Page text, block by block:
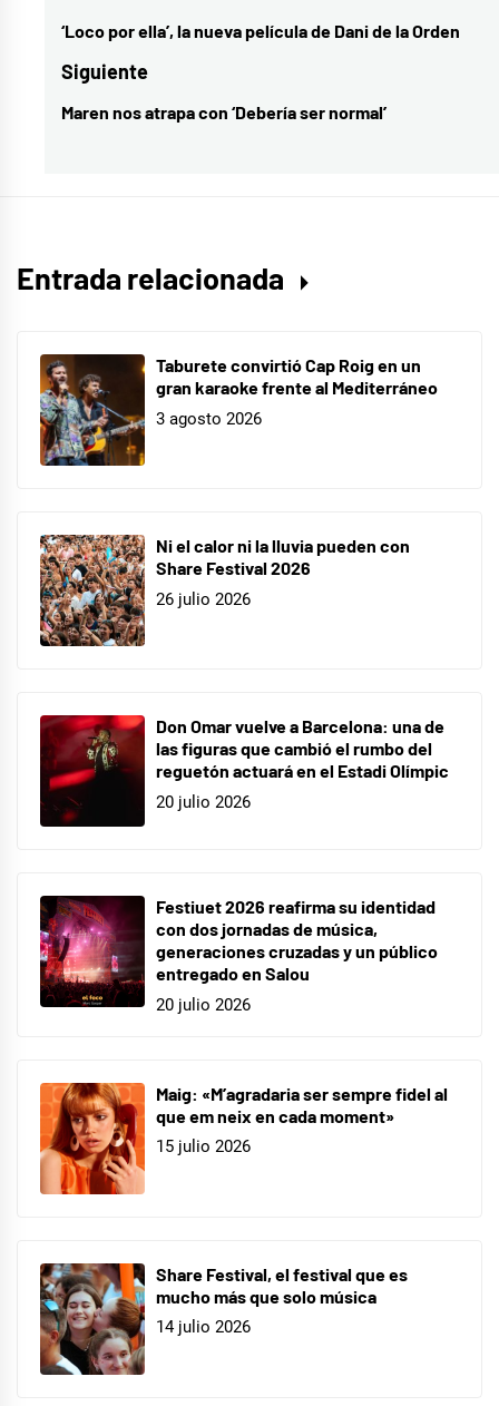
De
Cicatrices,
Ignacio
Serrano,
música ,
Natalia
Buena,
No
Quisiste
Verlo
Óscar
Casas,
Granch
de
entradas
Entrada
anterior:
‘Loco por ella’, la nueva película de Dani de la Orden
Siguiente
Entrada
Maren nos atrapa con ‘Debería ser normal’
Entrada relacionada
Taburete convirtió Cap Roig en un
gran karaoke frente al Mediterráneo
3 agosto 2026
Ni el calor ni la lluvia pueden con
Share Festival 2026
26 julio 2026
Don Omar vuelve a Barcelona: una de
las figuras que cambió el rumbo del
reguetón actuará en el Estadi Olímpic
20 julio 2026
Festiuet 2026 reafirma su identidad
con dos jornadas de música,
generaciones cruzadas y un público
entregado en Salou
20 julio 2026
Maig: «M’agradaria ser sempre fidel al
que em neix en cada moment»
15 julio 2026
Share Festival, el festival que es
mucho más que solo música
14 julio 2026